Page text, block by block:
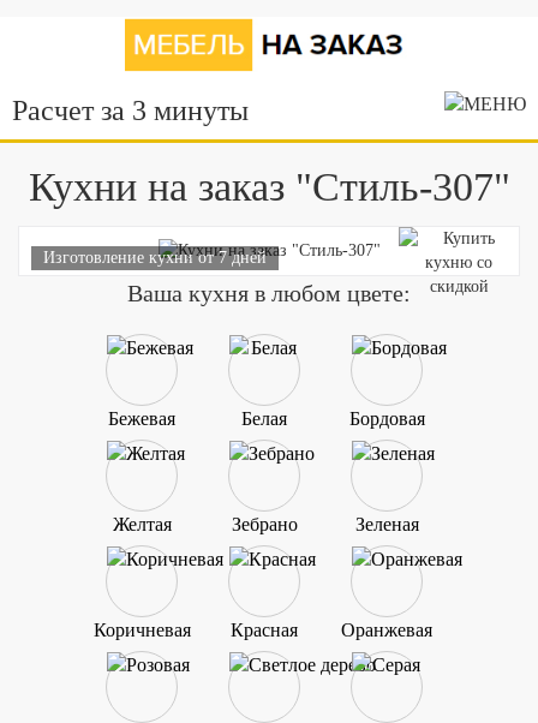
Расчет за 3 минуты
Кухни на заказ "Стиль-307"
Изготовление кухни от 7 дней
Ваша кухня в любом цвете:
Бежевая Белая Бордовая
Желтая Зебрано Зеленая
Коричневая Красная Оранжевая